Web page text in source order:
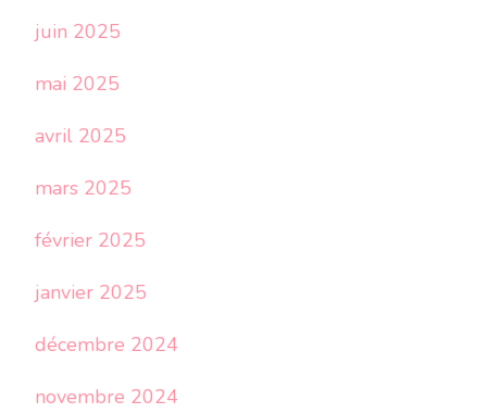
juin 2025
mai 2025
avril 2025
mars 2025
février 2025
janvier 2025
décembre 2024
novembre 2024